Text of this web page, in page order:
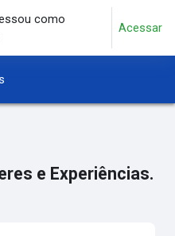
como
Acessar
e Experiências.